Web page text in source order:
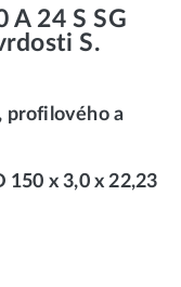
A 24 S SG
S.
profilového a
150 x 3,0 x 22,23